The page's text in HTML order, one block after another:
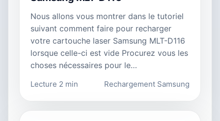
Nous allons vous montrer dans le tutoriel
suivant comment faire pour recharger
votre cartouche laser Samsung MLT-D116
lorsque celle-ci est vide Procurez vous les
choses nécessaires pour le…
Lecture 2 min Rechargement Samsung